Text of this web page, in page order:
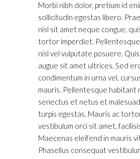
Morbi nibh dolor, pretium id
sollicitudin egestas libero.
nisl sit amet neque congue,
tortor imperdiet.
nisl vel vulputate posuere.
augue sit amet ultrices. Sed
condimentum in urna vel,
mauris. Pellentesque habitant
senectus et netus et
turpis egestas. Mauris ac
vestibulum orci sit amet,
Maecenas eleifend in mauris
Phasellus consequat